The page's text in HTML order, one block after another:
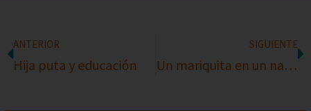
ANTERIOR
Hija puta y educación
SIGUIENTE
Un mariquita en un naufragio